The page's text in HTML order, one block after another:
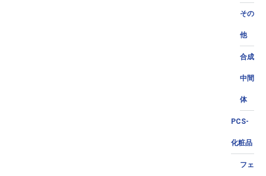
その
他
合成
中間
体
PCS-
化粧品
フェ